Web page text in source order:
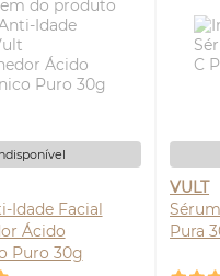
Idade Facial
Ácido
Puro 30g
VULT
Sérum
Pura